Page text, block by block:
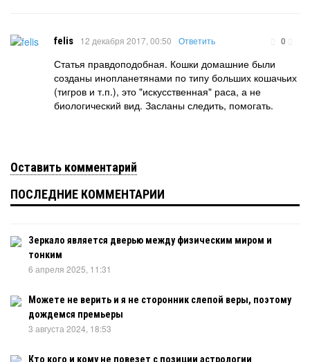
felis 12 декабря 2017, 00:50 0
Ответить
Статья правдоподобная. Кошки домашние были
созданы инопланетянами по типу больших кошачьих
(тигров и т.п.), это "искусственная" раса, а не
биологический вид. Засланы следить, помогать.
Оставить комментарий
ПОСЛЕДНИЕ КОММЕНТАРИИ
Зеркало является дверью между физическим миром и
тонким
6 апреля 2025, 11:31
Можете не верить и я не сторонник слепой веры, поэтому
дождемся премьеры
3 августа 2024, 18:53
Кто кого и кому не повезет с позиции астрологии